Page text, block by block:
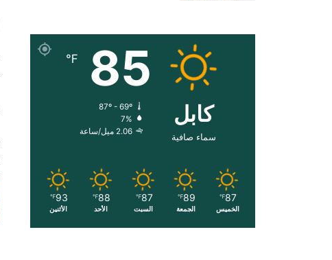
کابل
سماء صافية
85
℉
87º - 69º
7%
2.06 ميل/ساعة
87
℉
الخميس
89
℉
الجمعة
87
℉
السبت
88
℉
الأحد
93
℉
الأثنين